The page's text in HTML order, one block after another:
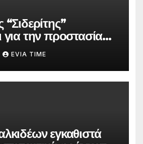
για την προστασία
δεδομένων
EVIA TIME
εγκαθιστά